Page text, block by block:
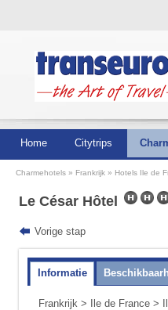
Home Citytrips
Charmehotels Frankrijk Hotels Ile de
Le César Hôtel
Vorige stap
Informatie
Frankrijk > Ile de France >